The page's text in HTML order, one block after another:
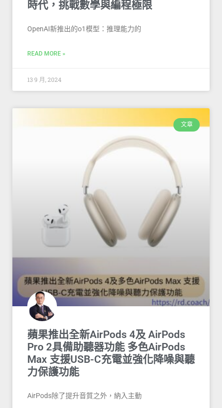
時代，挑戰數學與編程極限
OpenAI新推出的o1模型：推理能力的
READ MORE »
13 9 月, 2024
文章
蘋果推出全新AirPods 4及 AirPods
Pro 2具備助聽器功能 多色AirPods
Max 支援USB-C充電並強化降噪與聽
力保護功能
AirPods除了提升音質之外，納入主動